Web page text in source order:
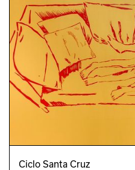
Ciclo Santa Cruz